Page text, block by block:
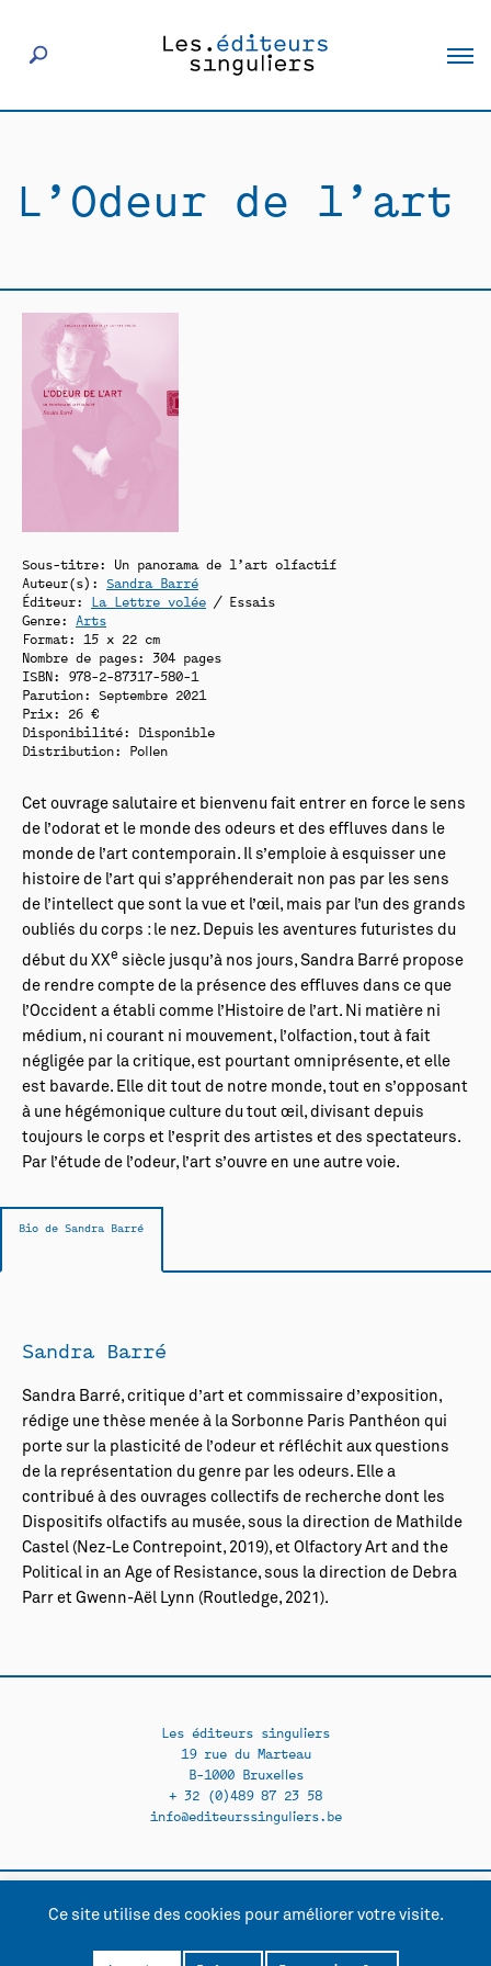
Éditeurs
Actualités
Rencontres
L’Odeur de l’art
Sous-titre: Un panorama de l’art olfactif
Auteur(s): Sandra Barré
Éditeur: La Lettre volée / Essais
Genre: Arts
Format: 15 x 22 cm
Nombre de pages: 304 pages
ISBN: 978-2-87317-580-1
Parution: Septembre 2021
Prix: 26 €
Disponibilité:
Disponible
Distribution: Pollen
Cet ouvrage salutaire et bienvenu fait entrer en force le sens
de l’odorat et le monde des odeurs et des effluves dans le
monde de l’art contemporain. Il s’emploie à esquisser une
histoire de l’art qui s’appréhenderait non pas par les sens
de l’intellect que sont la vue et l’œil, mais par l’un des grands
oubliés du corps : le nez. Depuis les aventures futuristes du
début du XXe siècle jusqu’à nos jours, Sandra Barré propose
de rendre compte de la présence des effluves dans ce que
l’Occident a établi comme l’Histoire de l’art. Ni matière ni
médium, ni courant ni mouvement, l’olfaction, tout à fait
négligée par la critique, est pourtant omniprésente, et elle
est bavarde. Elle dit tout de notre monde, tout en s’opposant
à une hégémonique culture du tout œil, divisant depuis
toujours le corps et l’esprit des artistes et des spectateurs.
Par l’étude de l’odeur, l’art s’ouvre en une autre voie.
Bio de Sandra Barré
Sandra Barré
Sandra Barré, critique d’art et commissaire d’exposition,
rédige une thèse menée à la Sorbonne Paris Panthéon qui
porte sur la plasticité de l’odeur et réfléchit aux questions
de la représentation du genre par les odeurs. Elle a
contribué à des ouvrages collectifs de recherche dont les
Dispositifs olfactifs au musée, sous la direction de Mathilde
Castel (Nez-Le Contrepoint, 2019), et Olfactory Art and the
Political in an Age of Resistance, sous la direction de Debra
Parr et Gwenn-Aël Lynn (Routledge, 2021).
Les éditeurs singuliers
19 rue du Marteau
B-1000 Bruxelles
+ 32 (0)489 87 23 58
info@editeurssinguliers.be
Instagram →
Contact
Politique de confidentialité
Ce site utilise des cookies pour améliorer votre visite.